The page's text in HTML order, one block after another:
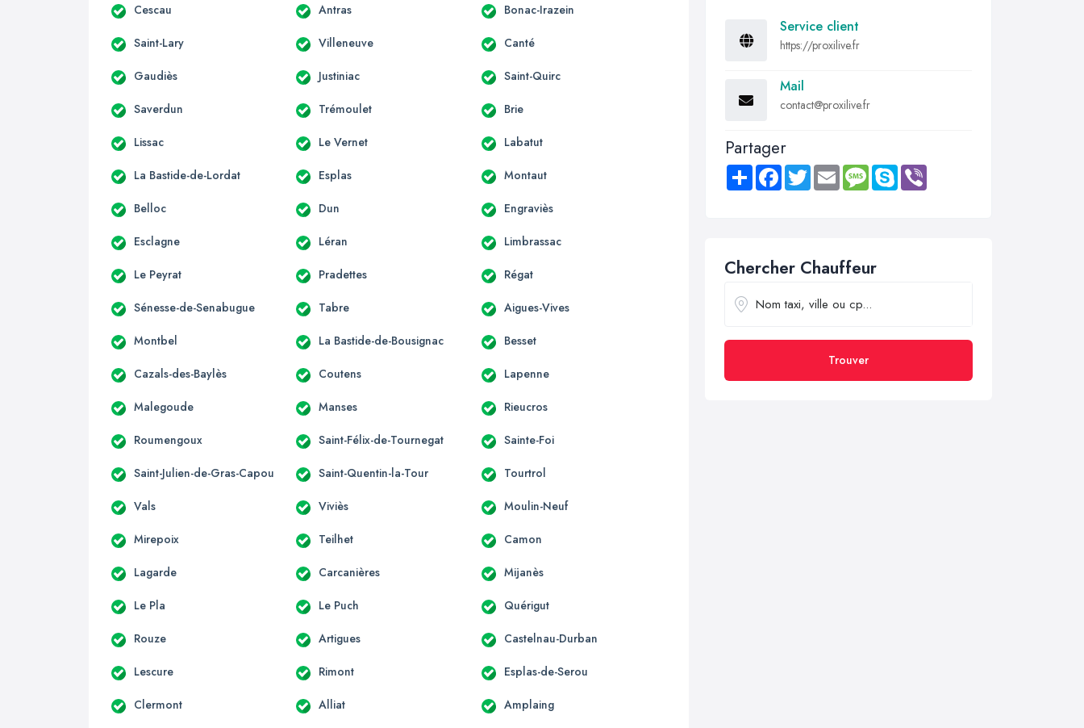
Cescau Antras Bonac-Irazein
Saint-Lary Villeneuve Canté
Gaudiès Justiniac Saint-Quirc
Saverdun Trémoulet Brie
Lissac Le Vernet Labatut
La Bastide-de-Lordat Esplas Montaut
Belloc Dun Engraviès
Esclagne Léran Limbrassac
Le Peyrat Pradettes Régat
Sénesse-de-Senabugue Tabre Aigues-Vives
Montbel La Bastide-de-Bousignac Besset
Cazals-des-Baylès Coutens Lapenne
Malegoude Manses Rieucros
Roumengoux Saint-Félix-de-Tournegat Sainte-Foi
Saint-Julien-de-Gras-Capou Saint-Quentin-la-Tour Tourtrol
Vals Viviès Moulin-Neuf
Mirepoix Teilhet Camon
Lagarde Carcanières Mijanès
Le Pla Le Puch Quérigut
Rouze Artigues Castelnau-Durban
Lescure Rimont Esplas-de-Serou
Clermont Alliat Amplaing
Service client
https://proxilive.fr
Mail
contact@proxilive.fr
Partager
Share FacebookTwitter Email MessageSkype
Chercher Chauffeur
Trouver